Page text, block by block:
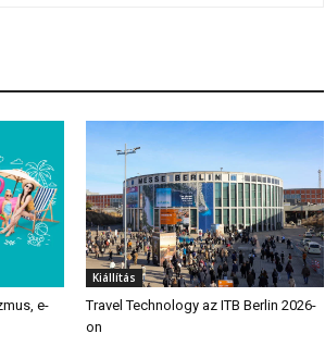
e-
Kiállítás
Travel Technology az ITB Berlin 2026-
on